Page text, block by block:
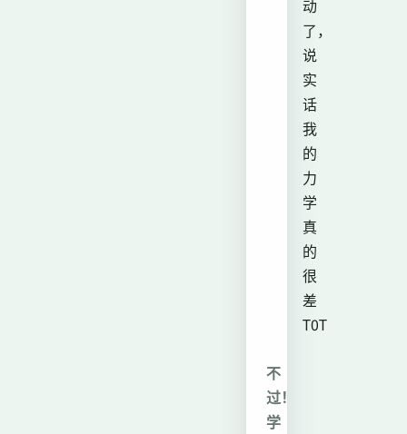
动
了，
说
实
话
我
的
力
学
真
的
很
差
T0T
不
过！
学